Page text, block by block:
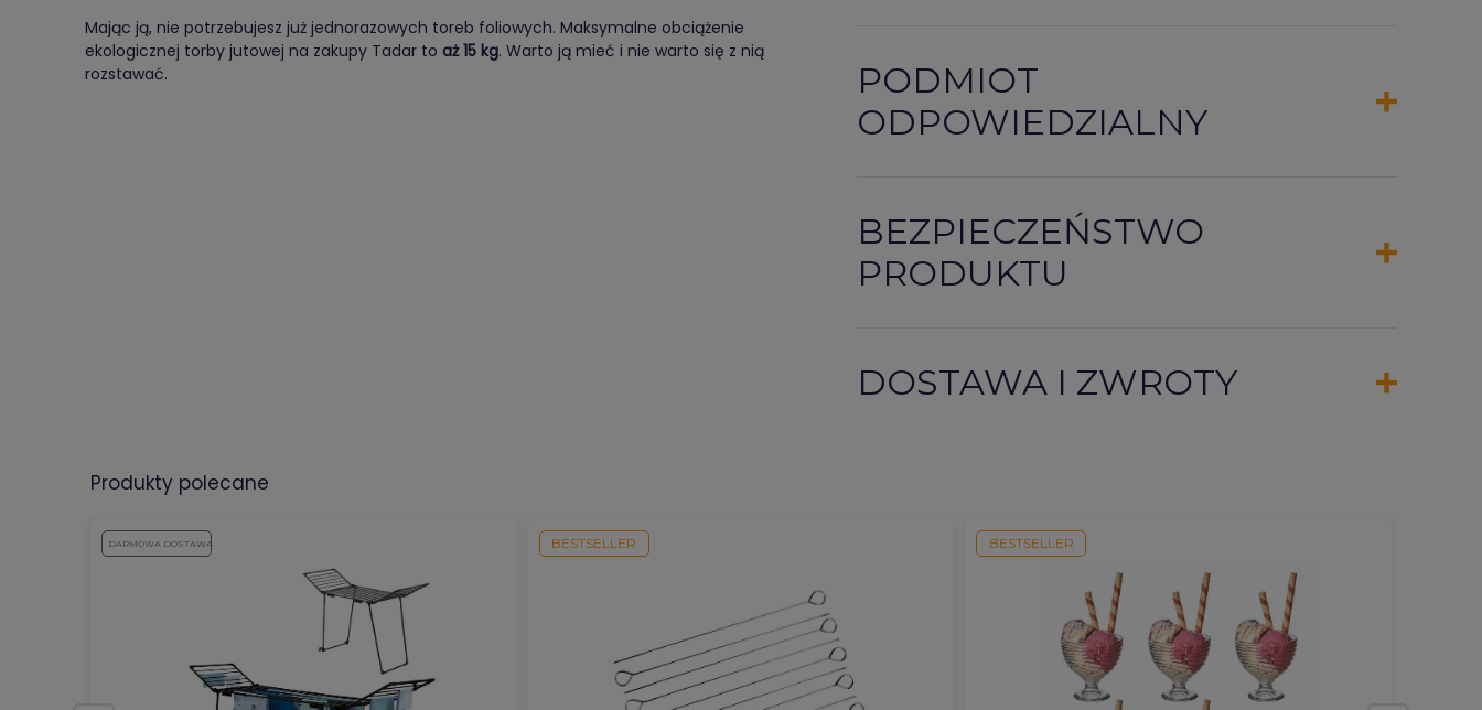
Mając ją, nie potrzebujesz już jednorazowych toreb foliowych. Maksymalne obciążenie
ekologicznej torby jutowej na zakupy Tadar to aż 15 kg. Warto ją mieć i nie warto się z nią
rozstawać.
PODMIOT
ODPOWIEDZIALNY
BEZPIECZEŃSTWO
PRODUKTU
DOSTAWA I ZWROTY
produkty polecane
DARMOWA DOSTAWA BESTSELLER BESTSELLER